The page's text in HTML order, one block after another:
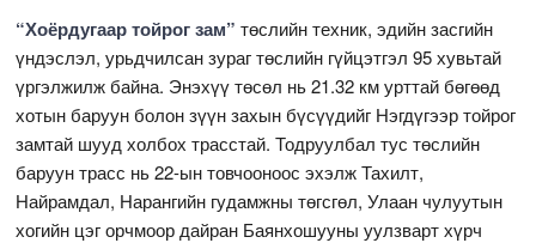
“Хоёрдугаар тойрог зам” төслийн техник, эдийн засгийн
үндэслэл, урьдчилсан зураг төслийн гүйцэтгэл 95 хувьтай
үргэлжилж байна. Энэхүү төсөл нь 21.32 км урттай бөгөөд
хотын баруун болон зүүн захын бүсүүдийг Нэгдүгээр тойрог
замтай шууд холбох трасстай. Тодруулбал тус төслийн
баруун трасс нь 22-ын товчооноос эхэлж Тахилт,
Найрамдал, Нарангийн гудамжны төгсгөл, Улаан чулуутын
хогийн цэг орчмоор дайран Баянхошууны уулзварт хүрч